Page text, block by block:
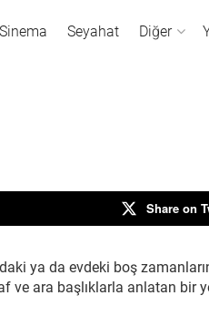
Sinema Seyahat Diğer
Share on
ya da evdeki boş
ve ara başlıklarla anlatan bir